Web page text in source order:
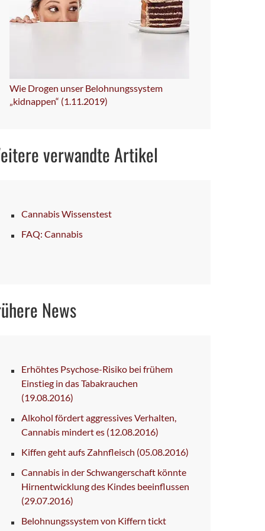
Wie Drogen unser Belohnungssystem
„kidnappen“ (1.11.2019)
verwandte Artikel
Cannabis Wissenstest
FAQ: Cannabis
News
Erhöhtes Psychose-Risiko bei frühem
Einstieg in das Tabakrauchen
(19.08.2016)
Alkohol fördert aggressives Verhalten,
Cannabis mindert es (12.08.2016)
Kiffen geht aufs Zahnfleisch (05.08.2016)
Cannabis in der Schwangerschaft könnte
Hirnentwicklung des Kindes beeinflussen
(29.07.2016)
Belohnungssystem von Kiffern tickt